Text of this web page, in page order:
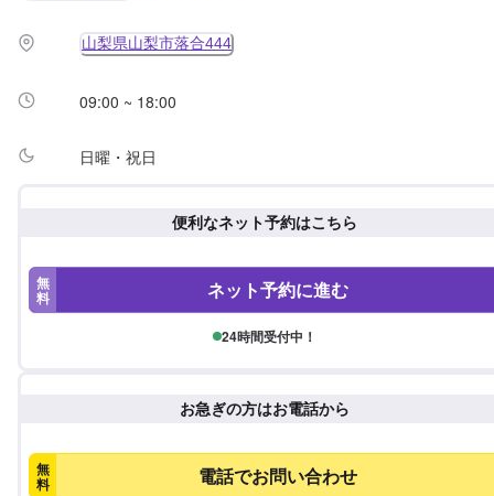
山梨県山梨市落合444
09:00 ~ 18:00
日曜・祝日
便利なネット予約はこちら
無
料 ネット予約に進む
24時間受付中！
お急ぎの方はお電話から
無
料 電話でお問い合わせ